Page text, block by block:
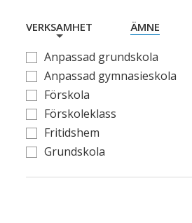
VERKSAMHET ÄMNE
Anpassad grundskola
Anpassad gymnasieskola
Förskola
Förskoleklass
Fritidshem
Grundskola